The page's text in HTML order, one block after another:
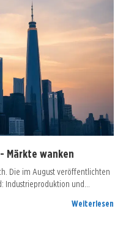
Märkte wanken
Die im August veröffentlichten
Industrieproduktion und…
Weiterlesen